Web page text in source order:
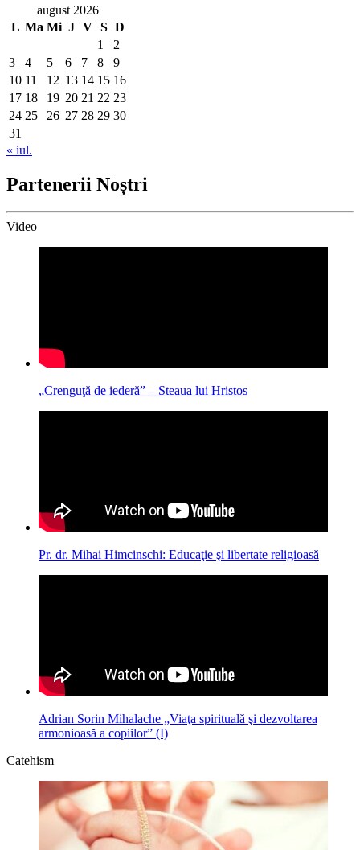
august 2026
L Ma Mi J V S D
1
2
3
4 5 6 7 8
9
10 11 12 13 14 15 16
17 18 19 20 21 22 23
24 25 26 27 28 29 30
31
« iul.
Partenerii Noștri
Video
„Crenguţă de iederă” – Steaua lui Hristos
Pr. dr. Mihai Himcinschi: Educaţie şi libertate religioasă
Adrian Sorin Mihalache „Viaţa spirituală şi dezvoltarea
armonioasă a copiilor” (I)
Catehism